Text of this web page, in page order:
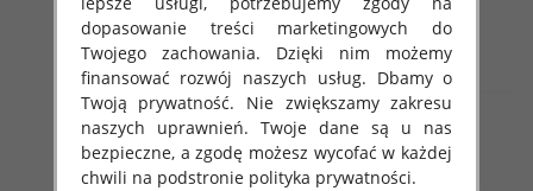
szczegóły szczegóły
dopasowanie treści marketingowych do
Twojego zachowania. Dzięki nim możemy
finansować rozwój naszych usług. Dbamy o
Twoją prywatność. Nie zwiększamy zakresu
naszych uprawnień. Twoje dane są u nas
bezpieczne, a zgodę możesz wycofać w każdej
chwili na podstronie polityka prywatności.